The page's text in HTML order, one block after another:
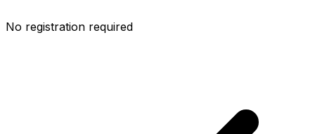
No registration required